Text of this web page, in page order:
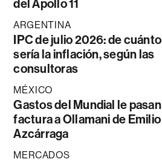
del Apollo 11
ARGENTINA
IPC de julio 2026: de cuánto
sería la inflación, según las
consultoras
MÉXICO
Gastos del Mundial le pasan
factura a Ollamani de Emilio
Azcárraga
MERCADOS